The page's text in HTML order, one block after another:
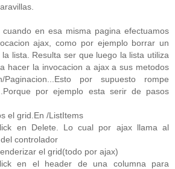
en esa misma pagina efectuamos
ajax, como por ejemplo borrar un
lista. Resulta ser que luego la lista utiliza
hacer la invocacion a ajax a sus metodos
Paginacion...Esto por supuesto rompe
por ejemplo esta serir de pasos
el grid.En /ListItems
en Delete. Lo cual por ajax llama al
controlador
el grid(todo por ajax)
en el header de una columna para